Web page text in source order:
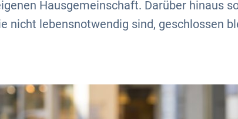
Hausgemeinschaft. Darüber hinaus
nicht lebensnotwendig sind, geschlossen